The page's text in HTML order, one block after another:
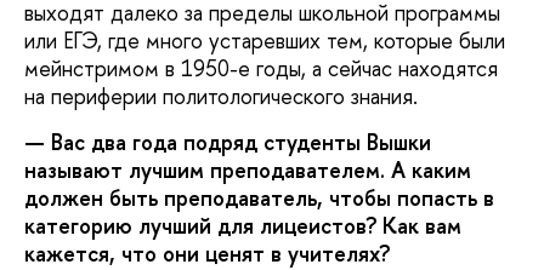
выходят далеко за пределы школьной программы
или ЕГЭ, где много устаревших тем, которые были
мейнстримом в 1950-е годы, а сейчас находятся
на периферии политологического знания.
— Вас два года подряд студенты Вышки
называют лучшим преподавателем. А каким
должен быть преподаватель, чтобы попасть в
категорию лучший для лицеистов? Как вам
кажется, что они ценят в учителях?